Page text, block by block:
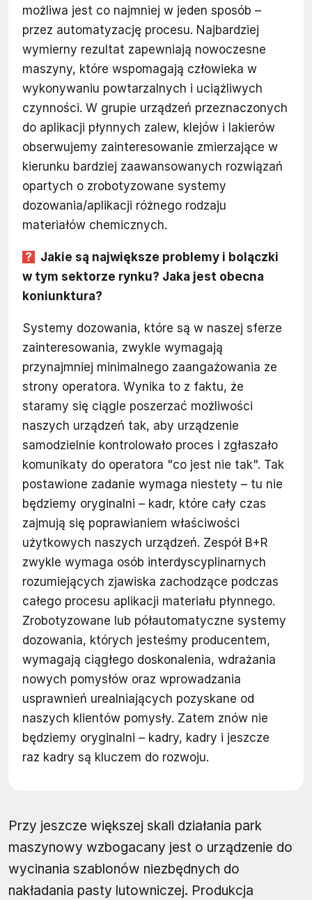
możliwa jest co najmniej w jeden sposób –
przez automatyzację procesu. Najbardziej
wymierny rezultat zapewniają nowoczesne
maszyny, które wspomagają człowieka w
wykonywaniu powtarzalnych i uciążliwych
czynności. W grupie urządzeń przeznaczonych
do aplikacji płynnych zalew, klejów i lakierów
obserwujemy zainteresowanie zmierzające w
kierunku bardziej zaawansowanych rozwiązań
opartych o zrobotyzowane systemy
dozowania/aplikacji różnego rodzaju
materiałów chemicznych.
Jakie są największe problemy i bolączki
w tym sektorze rynku? Jaka jest obecna
koniunktura?
Systemy dozowania, które są w naszej sferze
zainteresowania, zwykle wymagają
przynajmniej minimalnego zaangażowania ze
strony operatora. Wynika to z faktu, że
staramy się ciągle poszerzać możliwości
naszych urządzeń tak, aby urządzenie
samodzielnie kontrolowało proces i zgłaszało
komunikaty do operatora "co jest nie tak". Tak
postawione zadanie wymaga niestety – tu nie
będziemy oryginalni – kadr, które cały czas
zajmują się poprawianiem właściwości
użytkowych naszych urządzeń. Zespół B+R
zwykle wymaga osób interdyscyplinarnych
rozumiejących zjawiska zachodzące podczas
całego procesu aplikacji materiału płynnego.
Zrobotyzowane lub półautomatyczne systemy
dozowania, których jesteśmy producentem,
wymagają ciągłego doskonalenia, wdrażania
nowych pomysłów oraz wprowadzania
usprawnień urealniających pozyskane od
naszych klientów pomysły. Zatem znów nie
będziemy oryginalni – kadry, kadry i jeszcze
raz kadry są kluczem do rozwoju.
Przy jeszcze większej skali działania park
maszynowy wzbogacany jest o urządzenie do
wycinania szablonów niezbędnych do
nakładania pasty lutowniczej. Produkcja